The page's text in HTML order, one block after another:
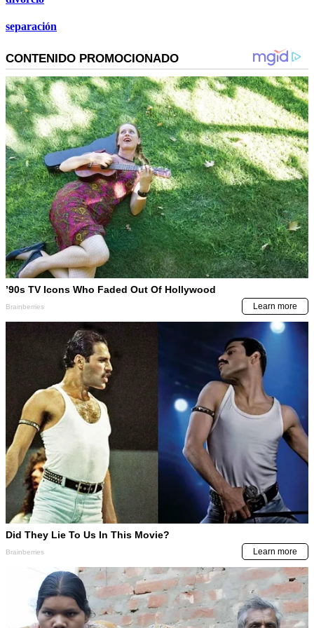
separación